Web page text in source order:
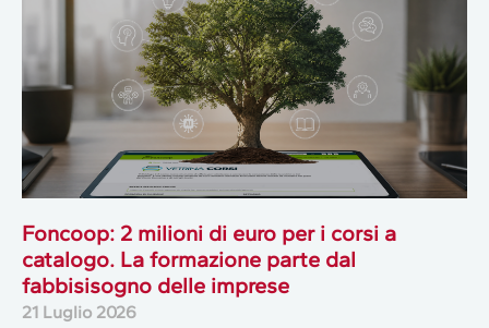
Foncoop: 2 milioni di euro per i corsi a
catalogo. La formazione parte dal
fabbisisogno delle imprese
21 Luglio 2026